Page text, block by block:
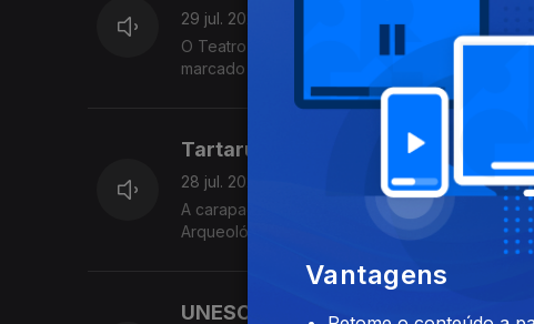
29 jul. 2026
O Teatro Nacional do Porto apresenta peças
marcado pela memória e a língua. A
Outubro, depois das obras de requalificação.
césar Monteiro. Trompetista franco-libanês
Tartaruga com 15 milhões de anos
28 jul. 2026
A carapaça foi descoberta nas escavações
Arqueológico de Alcalá de Henares. Há 13
a concurso. Em setembro são conhecidos os
escadinhas de São Miguel, em Lisboa.
UNESCO classifica dois teatros de
Vantagens